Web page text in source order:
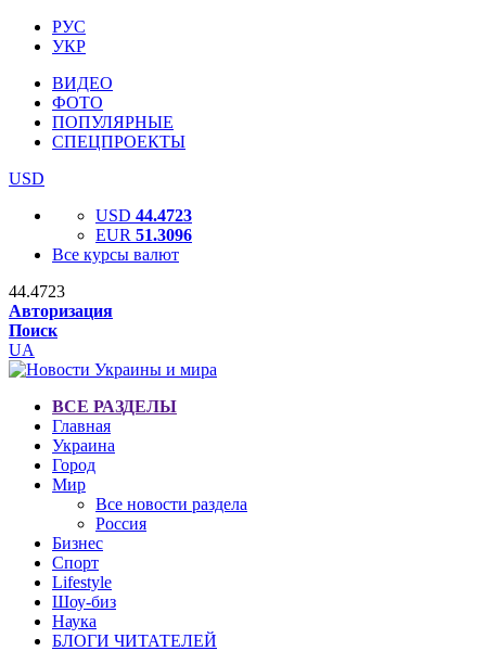
РУС
УКР
ВИДЕО
ФОТО
ПОПУЛЯРНЫЕ
СПЕЦПРОЕКТЫ
USD
USD 44.4723
EUR 51.3096
Все курсы валют
44.4723
Авторизация
Поиск
UA
ВСЕ РАЗДЕЛЫ
Главная
Украина
Город
Мир
Все новости раздела
Россия
Бизнес
Спорт
Lifestyle
Шоу-биз
Наука
БЛОГИ ЧИТАТЕЛЕЙ